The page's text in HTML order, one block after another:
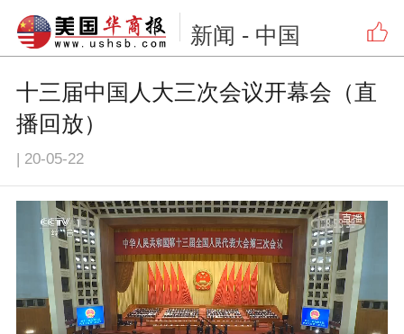
新闻 - 中国
十三届中国人大三次会议开幕会（直
播回放）
| 20-05-22